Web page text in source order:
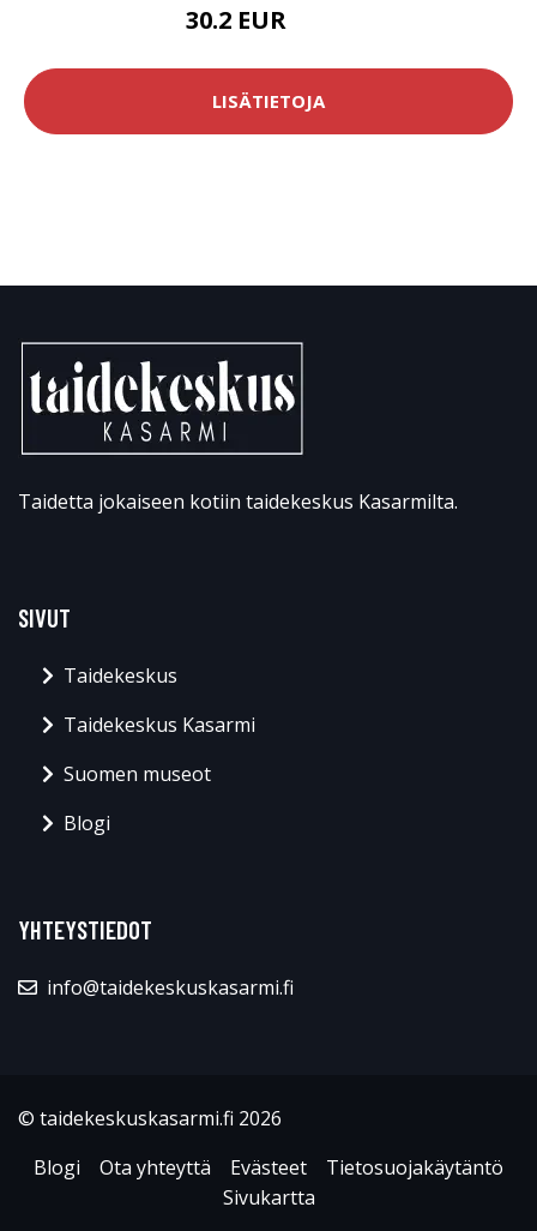
30.2 EUR
LISÄTIETOJA
Taidetta jokaiseen kotiin taidekeskus Kasarmilta.
SIVUT
Taidekeskus
Taidekeskus Kasarmi
Suomen museot
Blogi
YHTEYSTIEDOT
info@taidekeskuskasarmi.fi
© taidekeskuskasarmi.fi 2026
Blogi
Ota yhteyttä Evästeet
Tietosuojakäytäntö
Sivukartta